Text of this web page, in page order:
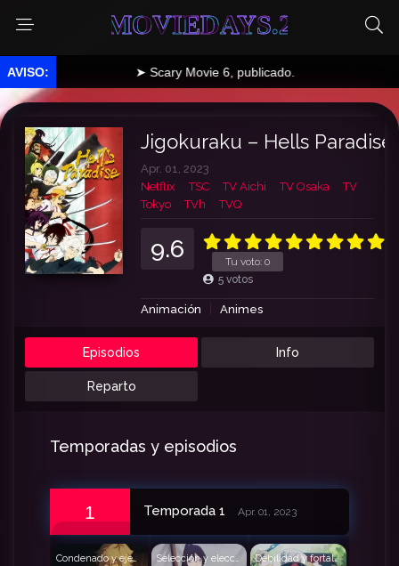
MOVIEDAYS.2
➤ Scary Movie 6, publicado.
Jigokuraku – Hells Paradise
Apr. 01, 2023
Netflix
TSC TV Aichi TV Osaka
TV
Tokyo
TVh TVQ
Tu voto: 0
9.6
5 votos
Animación Animes
Episodios Info
Reparto
Temporadas y episodios
1 Temporada 1 Apr. 01, 2023
Condenado y ejecutora Selección y elección Debilidad y fortaleza